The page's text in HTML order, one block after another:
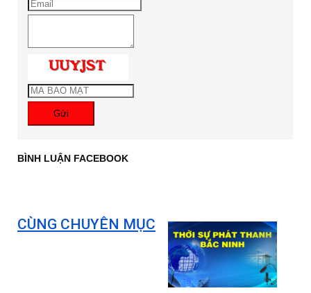
Gửi
BÌNH LUẬN FACEBOOK
CÙNG CHUYÊN MỤC